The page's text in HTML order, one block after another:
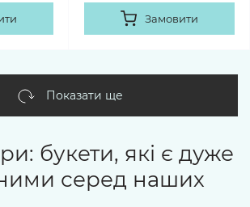
Замовити
Показати ще
букети, які є дуже
серед наших